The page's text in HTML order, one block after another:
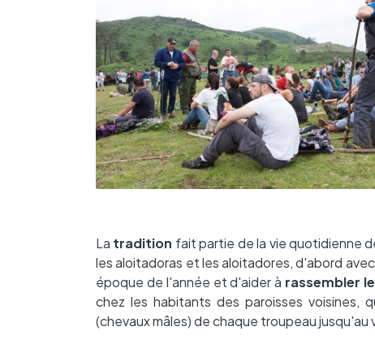
La tradition fait partie de la vie quotidienne
les aloitadoras et les aloitadores, d'abord
époque de l'année et d'aider à rassembler
chez les habitants des paroisses voisines,
(chevaux mâles) de chaque troupeau jusqu'au